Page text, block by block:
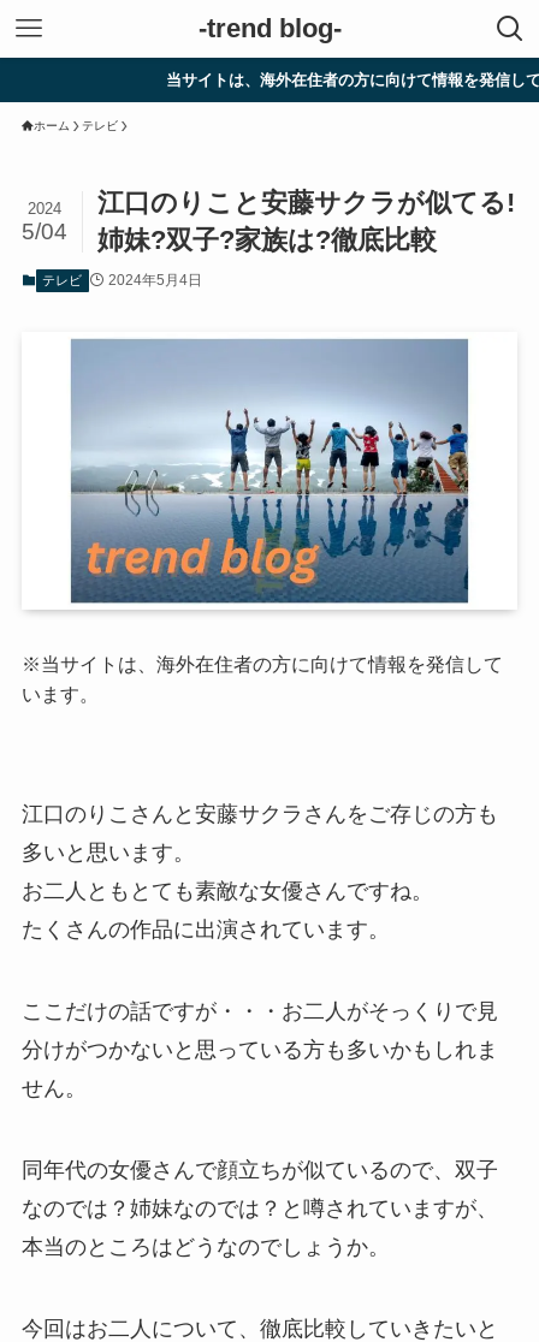
-trend blog-
当サイトは、海外在住者の方に向けて情報を発信しています。
ホーム テレビ
江口のりこと安藤サクラが似てる!
姉妹?双子?家族は?徹底比較
2024
5/04
テレビ 2024年5月4日
※当サイトは、海外在住者の方に向けて情報を発信して
います。
江口のりこさんと安藤サクラさんをご存じの方も
多いと思います。
お二人ともとても素敵な女優さんですね。
たくさんの作品に出演されています。
ここだけの話ですが・・・お二人がそっくりで見
分けがつかないと思っている方も多いかもしれま
せん。
同年代の女優さんで顔立ちが似ているので、双子
なのでは？姉妹なのでは？と噂されていますが、
本当のところはどうなのでしょうか。
今回はお二人について、徹底比較していきたいと